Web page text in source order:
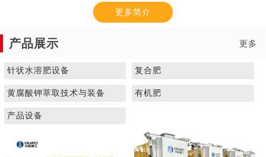
更多简介
产品展示 更多
针状水溶肥设备 复合肥
黄腐酸钾萃取技术与装备 有机肥
产品设备